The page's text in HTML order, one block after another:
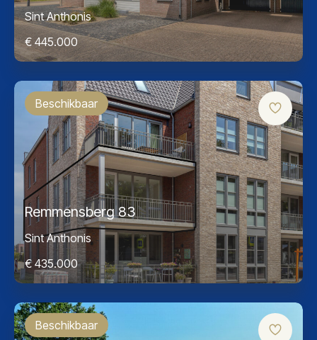
Sint Anthonis
€ 445.000
Beschikbaar
Remmensberg 83
Sint Anthonis
€ 435.000
Beschikbaar